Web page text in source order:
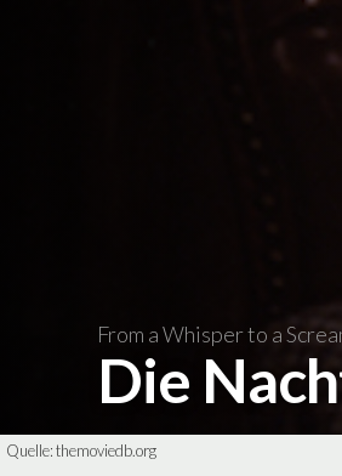
From a Whisper to a
Die
Quelle:themoviedb.org